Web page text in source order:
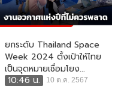
ยกระดับ Thailand Space
Week 2024 ตั้งเป้าให้ไทย
เป็นจุดหมายเชื่อมโยง...
10:46 น.
10 ต.ค. 2567